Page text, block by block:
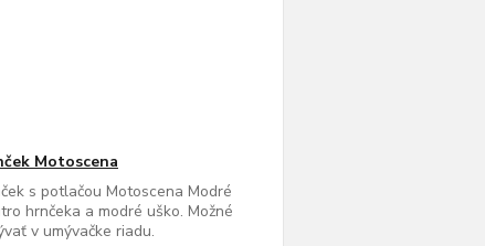
Motoscena
s potlačou Motoscena Modré
hrnčeka a modré uško. Možné
v umývačke riadu.